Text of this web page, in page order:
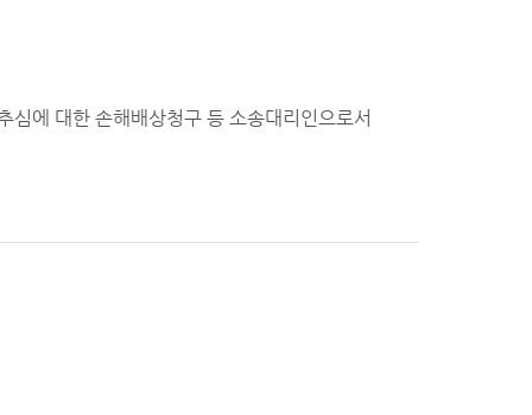
에 대한 손해배상청구 등 소송대리인으로서